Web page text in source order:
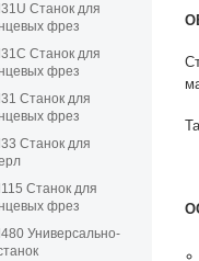
Станок для
фрез
Станок для
фрез
Станок для
фрез
Станок для
Станок для
фрез
Универсально-